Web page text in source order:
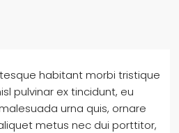
habitant morbi tristique
pulvinar ex tincidunt, eu
urna quis, ornare
metus nec dui porttitor,